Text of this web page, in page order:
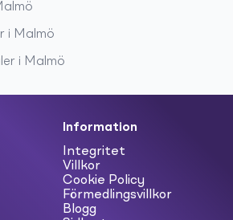
i Malmö
i Malmö
Information
Integritet
Villkor
Cookie Policy
Förmedlingsvillkor
Blogg